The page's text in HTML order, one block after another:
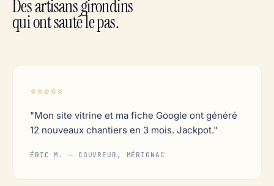
Des artisans girondins
qui ont sauté le pas.
⭐⭐⭐⭐⭐
"Mon site vitrine et ma fiche Google ont généré
12 nouveaux chantiers en 3 mois. Jackpot."
ÉRIC M. — COUVREUR, MÉRIGNAC